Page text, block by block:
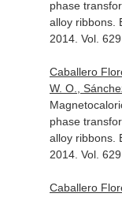
phase
alloy ribbons.
2014. Vol. 629
Caballero
W. O.,
phase
alloy ribbons.
2014. Vol. 629
Caballero